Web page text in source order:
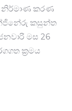
නිර්මාණ කරණ​
කසුන්ත
මස 26
ක්‍රමය